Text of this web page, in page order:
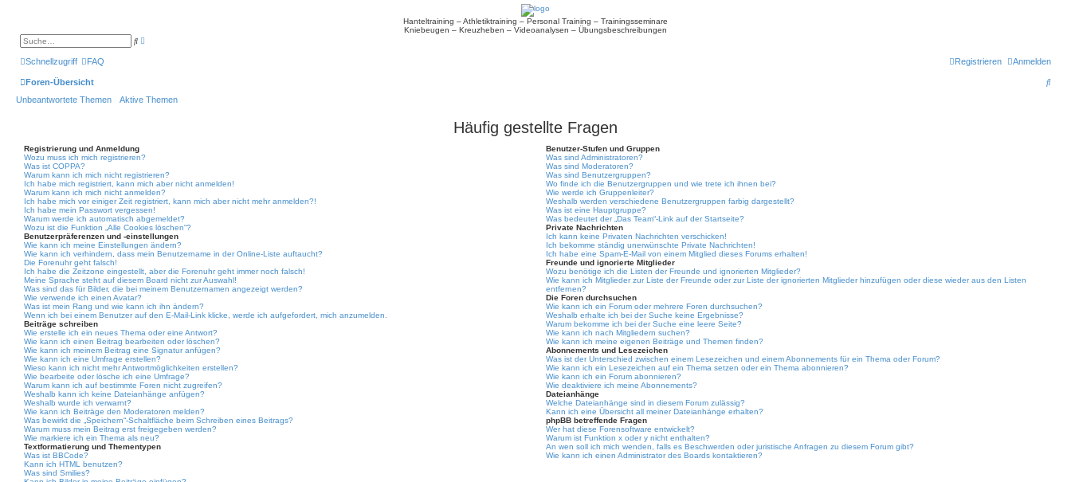
Hanteltraining – Athletiktraining – Personal Training – Trainingsseminare
Kniebeugen – Kreuzheben – Videoanalysen – Übungsbeschreibungen
S
r
Schnellzugriff FAQ Anmelden
Registrieren
Foren-Übersicht
S
Unbeantwortete Themen Aktive Themen
Häufig gestellte Fragen
Registrierung und Anmeldung
Wozu muss ich mich registrieren?
Was ist COPPA?
Warum kann ich mich nicht registrieren?
Ich habe mich registriert, kann mich aber nicht anmelden!
Warum kann ich mich nicht anmelden?
Ich habe mich vor einiger Zeit registriert, kann mich aber nicht mehr anmelden?!
Ich habe mein Passwort vergessen!
Warum werde ich automatisch abgemeldet?
Wozu ist die Funktion „Alle Cookies löschen“?
Benutzerpräferenzen und -einstellungen
Wie kann ich meine Einstellungen ändern?
Wie kann ich verhindern, dass mein Benutzername in der Online-Liste auftaucht?
Die Forenuhr geht falsch!
Ich habe die Zeitzone eingestellt, aber die Forenuhr geht immer noch falsch!
Meine Sprache steht auf diesem Board nicht zur Auswahl!
Was sind das für Bilder, die bei meinem Benutzernamen angezeigt werden?
Wie verwende ich einen Avatar?
Was ist mein Rang und wie kann ich ihn ändern?
Wenn ich bei einem Benutzer auf den E-Mail-Link klicke, werde ich aufgefordert, mich anzumelden.
Beiträge schreiben
Wie erstelle ich ein neues Thema oder eine Antwort?
Wie kann ich einen Beitrag bearbeiten oder löschen?
Wie kann ich meinem Beitrag eine Signatur anfügen?
Wie kann ich eine Umfrage erstellen?
Wieso kann ich nicht mehr Antwortmöglichkeiten erstellen?
Wie bearbeite oder lösche ich eine Umfrage?
Warum kann ich auf bestimmte Foren nicht zugreifen?
Weshalb kann ich keine Dateianhänge anfügen?
Weshalb wurde ich verwarnt?
Wie kann ich Beiträge den Moderatoren melden?
Was bewirkt die „Speichern“-Schaltfläche beim Schreiben eines Beitrags?
Warum muss mein Beitrag erst freigegeben werden?
Wie markiere ich ein Thema als neu?
Textformatierung und Thementypen
Was ist BBCode?
Kann ich HTML benutzen?
Was sind Smilies?
Benutzer-Stufen und Gruppen
Was sind Administratoren?
Was sind Moderatoren?
Was sind Benutzergruppen?
Wo finde ich die Benutzergruppen und wie trete ich ihnen bei?
Wie werde ich Gruppenleiter?
Weshalb werden verschiedene Benutzergruppen farbig dargestellt?
Was ist eine Hauptgruppe?
Was bedeutet der „Das Team“-Link auf der Startseite?
Private Nachrichten
Ich kann keine Privaten Nachrichten verschicken!
Ich bekomme ständig unerwünschte Private Nachrichten!
Ich habe eine Spam-E-Mail von einem Mitglied dieses Forums erhalten!
Freunde und ignorierte Mitglieder
Wozu benötige ich die Listen der Freunde und ignorierten Mitglieder?
Wie kann ich Mitglieder zur Liste der Freunde oder zur Liste der ignorierten Mitglieder hinzufügen oder diese wieder aus den Listen
entfernen?
Die Foren durchsuchen
Wie kann ich ein Forum oder mehrere Foren durchsuchen?
Weshalb erhalte ich bei der Suche keine Ergebnisse?
Warum bekomme ich bei der Suche eine leere Seite?
Wie kann ich nach Mitgliedern suchen?
Wie kann ich meine eigenen Beiträge und Themen finden?
Abonnements und Lesezeichen
Was ist der Unterschied zwischen einem Lesezeichen und einem Abonnements für ein Thema oder Forum?
Wie kann ich ein Lesezeichen auf ein Thema setzen oder ein Thema abonnieren?
Wie kann ich ein Forum abonnieren?
Wie deaktiviere ich meine Abonnements?
Dateianhänge
Welche Dateianhänge sind in diesem Forum zulässig?
Kann ich eine Übersicht all meiner Dateianhänge erhalten?
phpBB betreffende Fragen
Wer hat diese Forensoftware entwickelt?
Warum ist Funktion x oder y nicht enthalten?
An wen soll ich mich wenden, falls es Beschwerden oder juristische Anfragen zu diesem Forum gibt?
Wie kann ich einen Administrator des Boards kontaktieren?